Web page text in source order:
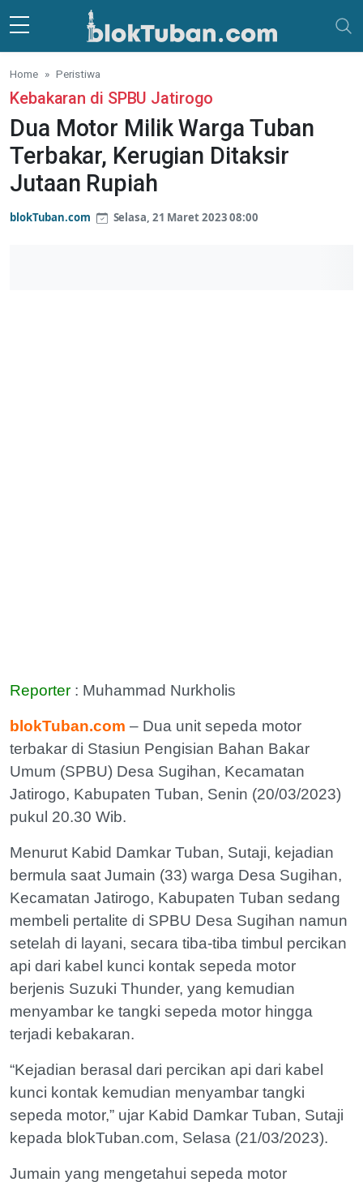
Skip to main content
Home Peristiwa
Kebakaran di SPBU Jatirogo
Dua Motor Milik Warga Tuban
Terbakar, Kerugian Ditaksir
Jutaan Rupiah
blokTuban.com Selasa, 21 Maret 2023 08:00
Reporter : Muhammad Nurkholis
blokTuban.com – Dua unit sepeda motor
terbakar di Stasiun Pengisian Bahan Bakar
Umum (SPBU) Desa Sugihan, Kecamatan
Jatirogo, Kabupaten Tuban, Senin (20/03/2023)
pukul 20.30 Wib.
Menurut Kabid Damkar Tuban, Sutaji, kejadian
bermula saat Jumain (33) warga Desa Sugihan,
Kecamatan Jatirogo, Kabupaten Tuban sedang
membeli pertalite di SPBU Desa Sugihan namun
setelah di layani, secara tiba-tiba timbul percikan
api dari kabel kunci kontak sepeda motor
berjenis Suzuki Thunder, yang kemudian
menyambar ke tangki sepeda motor hingga
terjadi kebakaran.
“Kejadian berasal dari percikan api dari kabel
kunci kontak kemudian menyambar tangki
sepeda motor,” ujar Kabid Damkar Tuban, Sutaji
kepada blokTuban.com, Selasa (21/03/2023).
Jumain yang mengetahui sepeda motor